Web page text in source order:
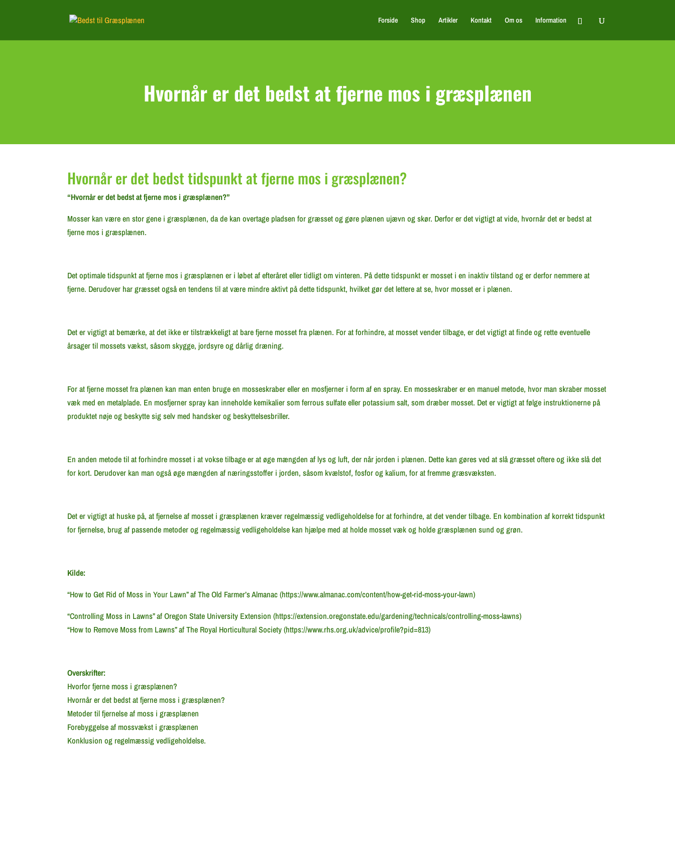
Forside Shop Artikler Kontakt Om os Information
Hvornår er det bedst at fjerne mos i græsplænen
Hvornår er det bedst tidspunkt at fjerne mos i græsplænen?
“Hvornår er det bedst at fjerne mos i græsplænen?”
Mosser kan være en stor gene i græsplænen, da de kan overtage pladsen for græsset og gøre plænen ujævn og skør. Derfor er det vigtigt at vide, hvornår det er bedst at
fjerne mos i græsplænen.
Det optimale tidspunkt at fjerne mos i græsplænen er i løbet af efteråret eller tidligt om vinteren. På dette tidspunkt er mosset i en inaktiv tilstand og er derfor nemmere at
fjerne. Derudover har græsset også en tendens til at være mindre aktivt på dette tidspunkt, hvilket gør det lettere at se, hvor mosset er i plænen.
Det er vigtigt at bemærke, at det ikke er tilstrækkeligt at bare fjerne mosset fra plænen. For at forhindre, at mosset vender tilbage, er det vigtigt at finde og rette eventuelle
årsager til mossets vækst, såsom skygge, jordsyre og dårlig dræning.
For at fjerne mosset fra plænen kan man enten bruge en mosseskraber eller en mosfjerner i form af en spray. En mosseskraber er en manuel metode, hvor man skraber mosset
væk med en metalplade. En mosfjerner spray kan inneholde kemikalier som ferrous sulfate eller potassium salt, som dræber mosset. Det er vigtigt at følge instruktionerne på
produktet nøje og beskytte sig selv med handsker og beskyttelsesbriller.
En anden metode til at forhindre mosset i at vokse tilbage er at øge mængden af lys og luft, der når jorden i plænen. Dette kan gøres ved at slå græsset oftere og ikke slå det
for kort. Derudover kan man også øge mængden af næringsstoffer i jorden, såsom kvælstof, fosfor og kalium, for at fremme græsvæksten.
Det er vigtigt at huske på, at fjernelse af mosset i græsplænen kræver regelmæssig vedligeholdelse for at forhindre, at det vender tilbage. En kombination af korrekt tidspunkt
for fjernelse, brug af passende metoder og regelmæssig vedligeholdelse kan hjælpe med at holde mosset væk og holde græsplænen sund og grøn.
Kilde:
“How to Get Rid of Moss in Your Lawn” af The Old Farmer’s Almanac (https://www.almanac.com/content/how-get-rid-moss-your-lawn)
“Controlling Moss in Lawns” af Oregon State University Extension (https://extension.oregonstate.edu/gardening/technicals/controlling-moss-lawns)
“How to Remove Moss from Lawns” af The Royal Horticultural Society (https://www.rhs.org.uk/advice/profile?pid=813)
Overskrifter:
Hvorfor fjerne moss i græsplænen?
Hvornår er det bedst at fjerne moss i græsplænen?
Metoder til fjernelse af moss i græsplænen
Forebyggelse af mossvækst i græsplænen
Konklusion og regelmæssig vedligeholdelse.